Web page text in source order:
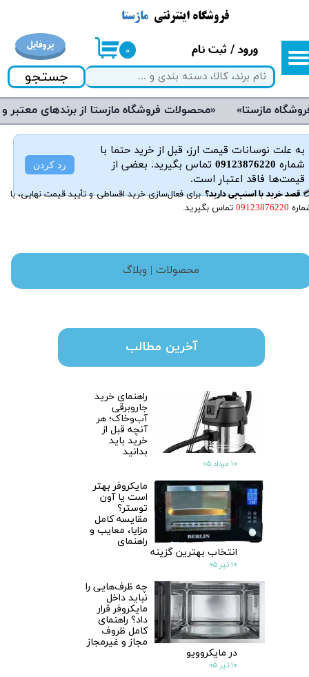
جستجو
۰ ورود / ثبت نام
تغییر گذر واژه
سفارشات
خروج از حساب کاربری
فروشگاه اینترنتی مازستا
«محصولات فروشگاه مازستا از برندهای معتبر و روز دنیا می‌باشند و دارای گارانتی هستند»
به علت نوسانات قیمت ارز، قبل از خرید حتما با
شماره 09123876220تماس بگیرید. بعضی از
قیمت‌ها فاقد اعتبار است.
رد کردن
پروفایل
قصد خرید با اسنپ‌پی دارید؟برای فعال‌سازی خرید اقساطی و تأیید قیمت نهایی، با
09123876220 تماس بگیرید.
محصولات | وبلاگ
آخرین مطالب
راهنمای خرید
جاروبرقی
آب‌وخاک؛ هر
آنچه قبل از
خرید باید
بدانید
۱۰ مرداد ۰۵
مایکروفر بهتر
است یا آون
توستر؟
مقایسه کامل
مزایا، معایب و
راهنمای
انتخاب بهترین گزینه
۱۰ تیر ۰۵
چه ظرف‌هایی را
نباید داخل
مایکروفر قرار
داد؟ راهنمای
کامل ظروف
مجاز و غیرمجاز
در مایکروویو
۱۰ تیر ۰۵